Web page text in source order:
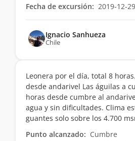
Fecha de excursión: 2019-12-29
Ignacio Sanhueza
Chile
Leonera por el día, total 8
desde andarivel Las águilas a
horas desde cumbre al
agua y sin dificultades. Clima
guantes solo sobre los 4.700
Punto alcanzado: Cumbre